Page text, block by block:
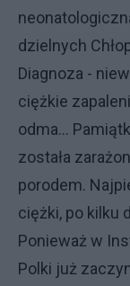
dzielnych
Diagnoza -
ciężkie
odma...
została
porodem.
ciężki, po kilku
Ponieważ w
Polki już